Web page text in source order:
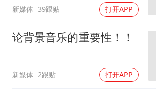
新媒体 39跟贴 打开APP
论背景音乐的重要性！！
新媒体 2跟贴 打开APP